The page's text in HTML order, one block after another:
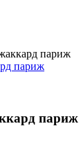
париж
париж